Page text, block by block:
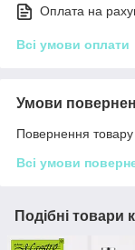
Оплата на
Всі умови оплати
Умови
Повернення
Всі умови
Подібні товари